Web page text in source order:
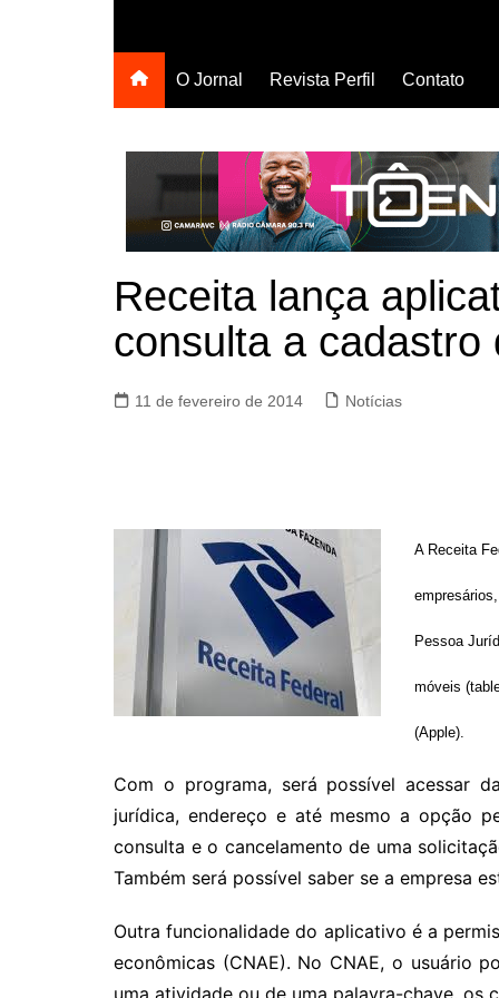
O Jornal Revista Perfil Contato
Receita lança
consulta a cadastro
11 de fevereiro de 2014 Notícias
A Receita
Pessoa
móveis
(Apple).
Com o programa, será possível acessar
jurídica, endereço e até mesmo a opção
consulta e o cancelamento de uma
Também será possível saber se a empresa
Outra funcionalidade do aplicativo é a
econômicas (CNAE). No CNAE, o usuário
uma atividade ou de uma palavra-chave, os